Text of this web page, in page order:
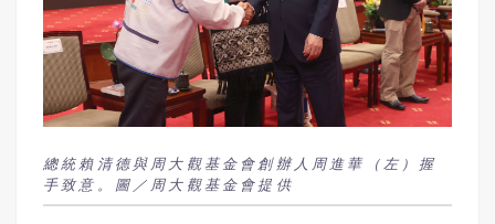
總統賴清德與周大觀基金會創辦人周進華（左）握
手致意。圖／周大觀基金會提供